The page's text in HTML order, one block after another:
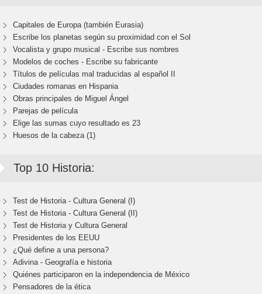
Capitales de Europa (también Eurasia)
Escribe los planetas según su proximidad con el Sol
Vocalista y grupo musical - Escribe sus nombres
Modelos de coches - Escribe su fabricante
Títulos de películas mal traducidas al español II
Ciudades romanas en Hispania
Obras principales de Miguel Ángel
Parejas de película
Elige las sumas cuyo resultado es 23
Huesos de la cabeza (1)
Top 10 Historia:
Test de Historia - Cultura General (I)
Test de Historia - Cultura General (II)
Test de Historia y Cultura General
Presidentes de los EEUU
¿Qué define a una persona?
Adivina - Geografía e historia
Quiénes participaron en la independencia de México
Pensadores de la ética